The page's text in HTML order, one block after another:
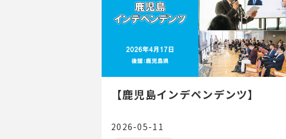
【鹿児島インデペンデンツ】
2026-05-11